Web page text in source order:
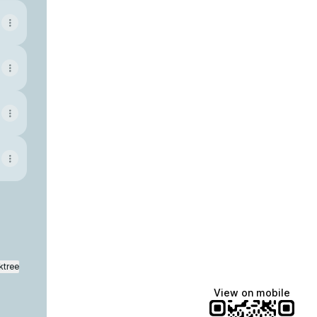
View on mobile